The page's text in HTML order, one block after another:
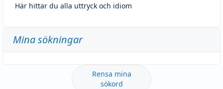
Här hittar du alla uttryck och idiom
Mina sökningar
Rensa mina
sökord